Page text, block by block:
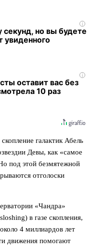
i
секунд, но вы будете
увиденного
i
оставит вас без
10 раз
галактик Абель
Девы, как «самое
под этой безмятежной
отголоски
«Чандра»
в газе скопления,
4 миллиардов лет
движения помогают